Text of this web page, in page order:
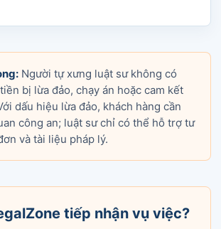
Người tự xưng luật sư không có
bị lừa đảo, chạy án hoặc cam kết
dấu hiệu lừa đảo, khách hàng cần
công an; luật sư chỉ có thể hỗ trợ tư
và tài liệu pháp lý.
tiếp nhận vụ việc?